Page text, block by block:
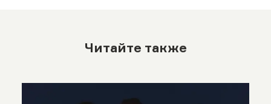
Читайте также